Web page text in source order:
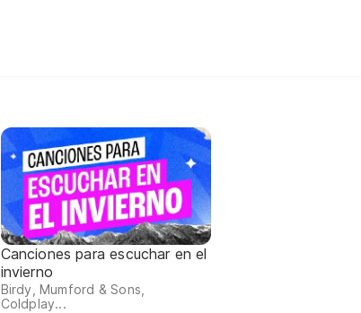
Canciones para escuchar en el
invierno
Birdy, Mumford & Sons,
Coldplay...